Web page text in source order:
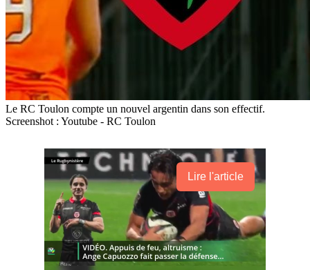
Le RC Toulon compte un nouvel argentin dans son effectif.
Screenshot : Youtube - RC Toulon
Lire l'article